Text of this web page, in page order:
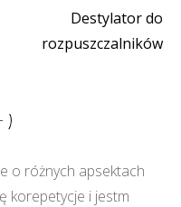
Destylator do
rozpuszczalników
)
o różnych apsektach
korepetycje i jestm